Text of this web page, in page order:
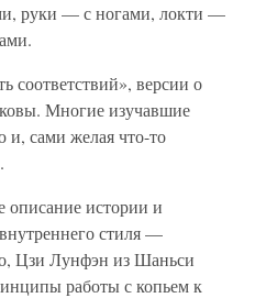
руки — с ногами, локти —
соответствий», версии о
Многие изучавшие
сами желая что-то
истории и
стиля —
Цзи Лунфэн из Шаньси
работы с копьем к